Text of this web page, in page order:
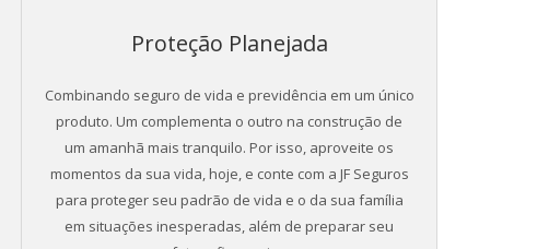
Proteção Planejada
Combinando seguro de vida e previdência em um único
produto. Um complementa o outro na construção de
um amanhã mais tranquilo. Por isso, aproveite os
momentos da sua vida, hoje, e conte com a JF Seguros
para proteger seu padrão de vida e o da sua família
em situações inesperadas, além de preparar seu